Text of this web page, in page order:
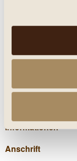
Kunden kauften
Kunden haben
Informationen
Anschrift